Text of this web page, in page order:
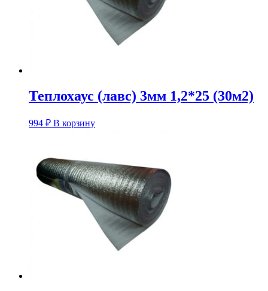
Теплохаус (лавс) 3мм 1,2*25 (30м2)
994 ₽ В корзину